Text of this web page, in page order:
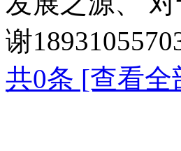
谢
共0条 [查看全